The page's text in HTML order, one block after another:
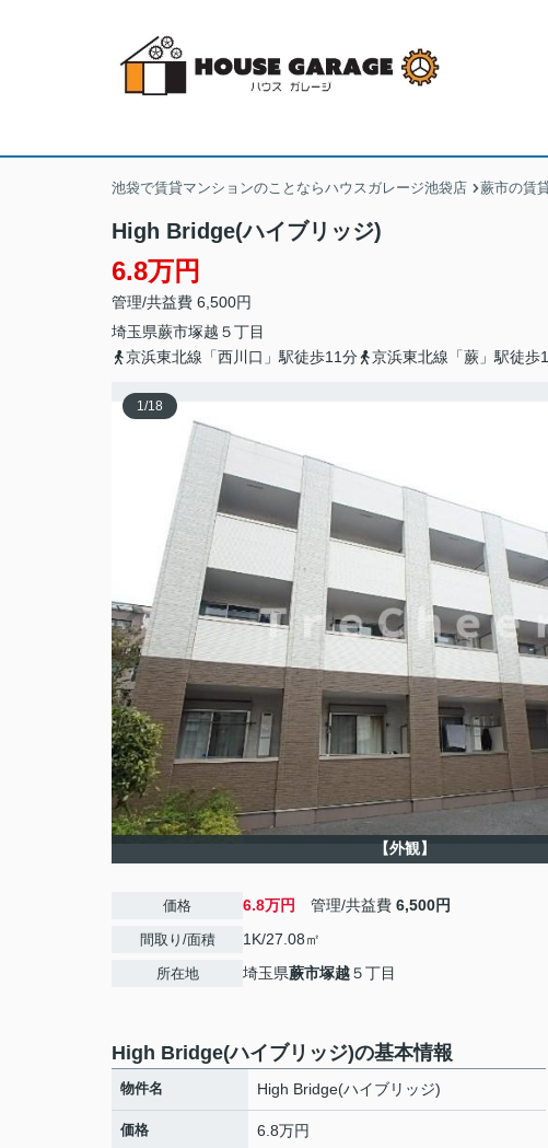
池袋で賃貸マンションのことならハウスガレージ池袋店 蕨市の賃
High Bridge(ハイブリッジ)
6.8万円
管理/共益費 6,500円
埼玉県蕨市塚越 ５丁目
京浜東北線「西川口」駅徒歩11分
京浜東北線「蕨」駅徒歩
1/18
【外観】
価格 6.8万円 管理/共益費 6,500円
間取り/面積 1K/27.08㎡
所在地 埼玉県蕨市塚越５丁目
High Bridge(ハイブリッジ)の基本情報
物件名 High Bridge(ハイブリッジ)
価格 6.8万円